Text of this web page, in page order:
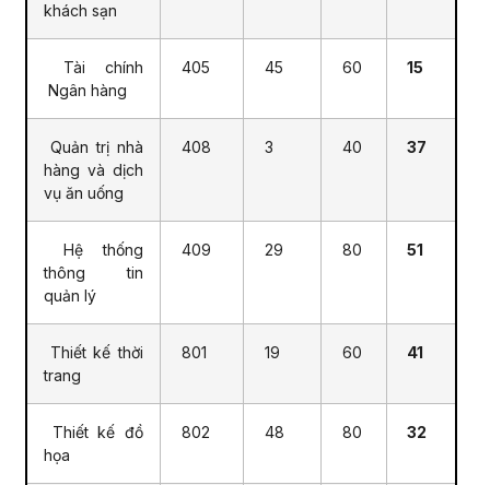
khách sạn
Tài chính
Ngân hàng
405 45 60 15
Quản trị nhà
hàng và dịch
vụ ăn uống
408 3 40 37
Hệ thống
thông tin
quản lý
409 29 80 51
Thiết kế thời
trang
801 19 60 41
Thiết kế đồ
họa
802 48 80 32